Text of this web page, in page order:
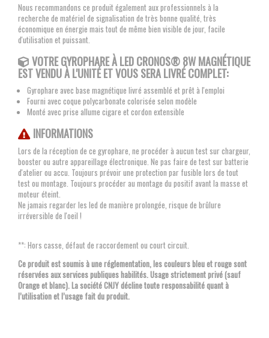
Nous recommandons ce produit également aux professionnels à la
recherche de matériel de signalisation de très bonne qualité, très
économique en énergie mais tout de même bien visible de jour, facile
d'utilisation et puissant.
VOTRE GYROPHARE À LED CRONOS® 8W MAGNÉTIQUE
EST VENDU À L'UNITÉ ET VOUS SERA LIVRÉ COMPLET:
Gyrophare avec base magnétique livré assemblé et prêt à l'emploi
Fourni avec coque polycarbonate colorisée selon modèle
Monté avec prise allume cigare et cordon extensible
INFORMATIONS
Lors de la réception de ce gyrophare, ne procéder à aucun test sur chargeur,
booster ou autre appareillage électronique. Ne pas faire de test sur batterie
d'atelier ou accu. Toujours prévoir une protection par fusible lors de tout
test ou montage. Toujours procéder au montage du positif avant la masse et
moteur éteint.
Ne jamais regarder les led de manière prolongée, risque de brûlure
irréversible de l'oeil !
**: Hors casse, défaut de raccordement ou court circuit.
Ce produit est soumis à une réglementation, les couleurs bleu et rouge sont
réservées aux services publiques habilités. Usage strictement privé (sauf
Orange et blanc). La société CNJY décline toute responsabilité quant à
l’utilisation et l’usage fait du produit.